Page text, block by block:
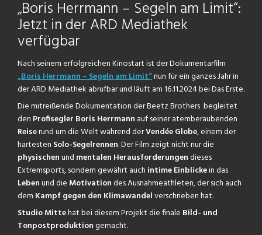
„Boris Herrmann – Segeln am Limit“:
Jetzt in der ARD Mediathek
verfügbar
Nach seinem erfolgreichen Kinostart ist der Dokumentarfilm
„Boris Herrmann – Segeln am Limit“nun für ein ganzes Jahr in
der ARD Mediathek abrufbar und läuft am 16.11.2024 bei Das Erste.
Die mitreißende Dokumentation der Beetz Brothers begleitet
den Profisegler Boris Herrmann auf seiner atemberaubenden
Reiserund um die Welt während derVendée Globe, einem der
härtesten Solo-Segelrennen. Der Film zeigt nicht nur die
physischenund mentalen Herausforderungendieses
Extremsports, sondern gewährt auch intime Einblickein das
Lebenund die Motivationdes Ausnahmeathleten, der sich auch
dem Kampf gegen den Klimawandelverschrieben hat.
Studio Mittehat bei diesem Projekt die finale Bild- und
Tonpostproduktiongemacht.